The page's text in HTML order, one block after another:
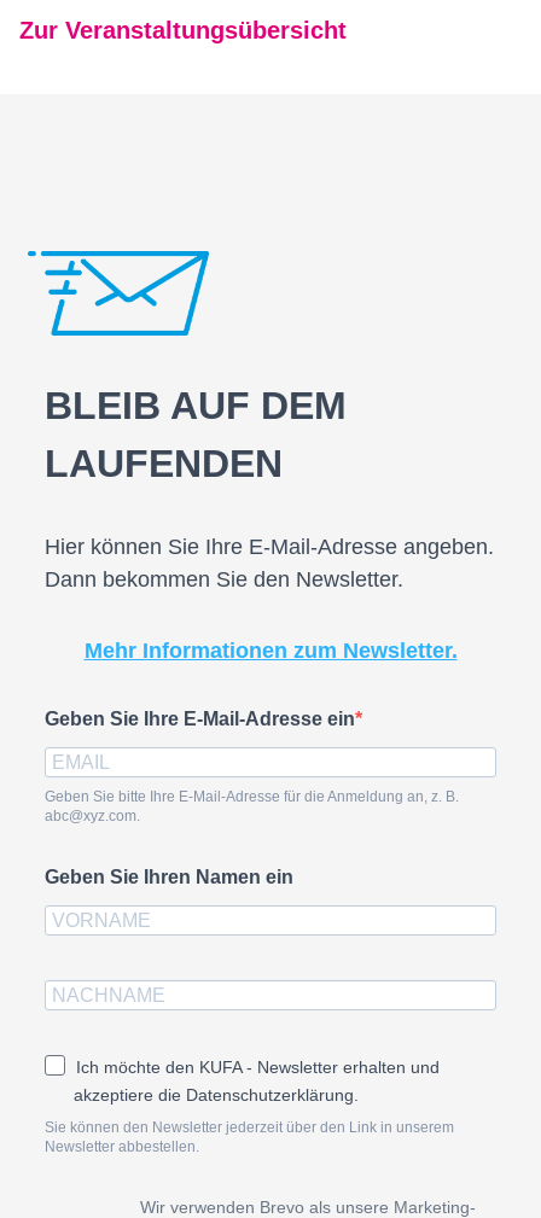
Zur Veranstaltungsübersicht
BLEIB AUF DEM
LAUFENDEN
Hier können Sie Ihre E-Mail-Adresse angeben.
Dann bekommen Sie den Newsletter.
Mehr Informationen zum Newsletter.
Geben Sie Ihre E-Mail-Adresse ein
Geben Sie bitte Ihre E-Mail-Adresse für die Anmeldung an, z. B.
abc@xyz.com.
Geben Sie Ihren Namen ein
Ich möchte den KUFA - Newsletter erhalten und
akzeptiere die Datenschutzerklärung.
Sie können den Newsletter jederzeit über den Link in unserem
Newsletter abbestellen.
Wir verwenden Brevo als unsere Marketing-